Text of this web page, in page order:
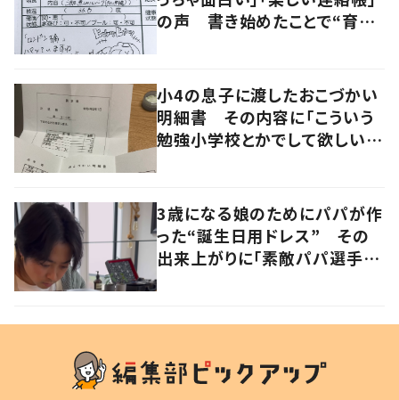
の声 書き始めたことで“育児
小4の息子に渡したおこづかい
明細書 その内容に「こういう
勉強小学校とかでして欲しい」
3歳になる娘のためにパパが作
った“誕生日用ドレス” その
出来上がりに「素敵パパ選手権